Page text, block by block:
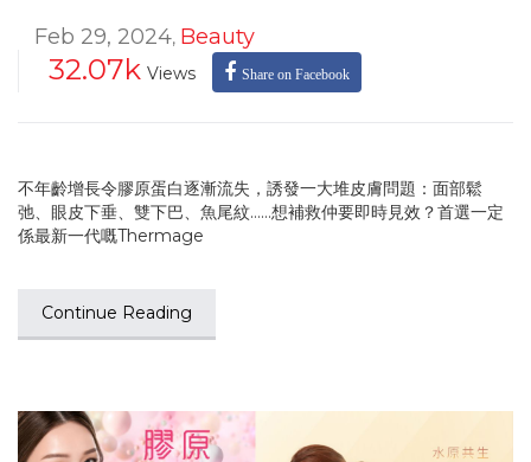
Feb 29, 2024, Beauty
32.07k Views Share on Facebook
不年齡增長令膠原蛋白逐漸流失，誘發一大堆皮膚問題：面部鬆
弛、眼皮下垂、雙下巴、魚尾紋……想補救仲要即時見效？首選一定
係最新一代嘅Thermage
Continue Reading